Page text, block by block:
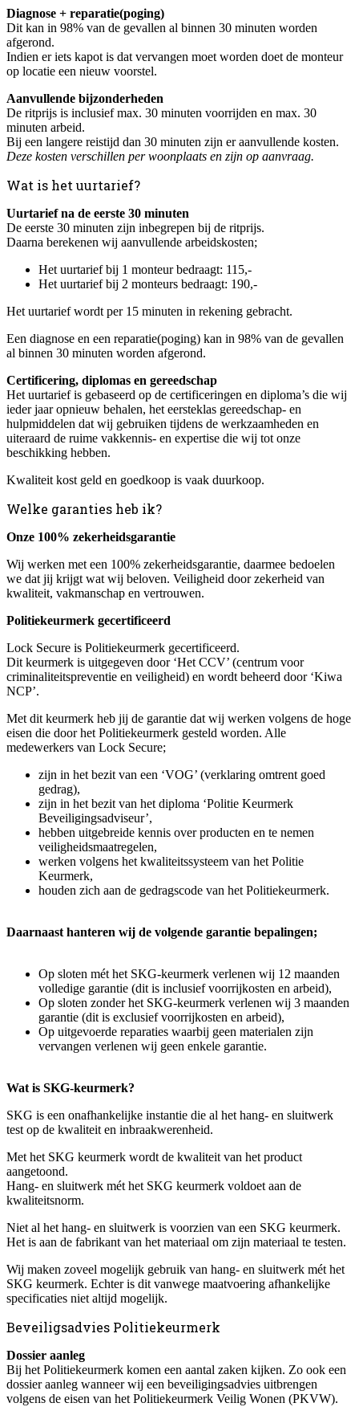
Diagnose + reparatie(poging)
Dit kan in 98% van de gevallen al binnen 30 minuten worden
afgerond.
Indien er iets kapot is dat vervangen moet worden doet de monteur
op locatie een nieuw voorstel.
Aanvullende bijzonderheden
De ritprijs is inclusief max. 30 minuten voorrijden en max. 30
minuten arbeid.
Bij een langere reistijd dan 30 minuten zijn er aanvullende kosten.
Deze kosten verschillen per woonplaats en zijn op aanvraag.
Wat is het uurtarief?
Uurtarief na de eerste 30 minuten
De eerste 30 minuten zijn inbegrepen bij de ritprijs.
Daarna berekenen wij aanvullende arbeidskosten;
Het uurtarief bij 1 monteur bedraagt: 115,-
Het uurtarief bij 2 monteurs bedraagt: 190,-
Het uurtarief wordt per 15 minuten in rekening gebracht.
Een diagnose en een reparatie(poging) kan in 98% van de gevallen
al binnen 30 minuten worden afgerond.
Certificering, diplomas en gereedschap
Het uurtarief is gebaseerd op de certificeringen en diploma’s die wij
ieder jaar opnieuw behalen, het eersteklas gereedschap- en
hulpmiddelen dat wij gebruiken tijdens de werkzaamheden en
uiteraard de ruime vakkennis- en expertise die wij tot onze
beschikking hebben.
Kwaliteit kost geld en goedkoop is vaak duurkoop.
Welke garanties heb ik?
Onze 100% zekerheidsgarantie
Wij werken met een 100% zekerheidsgarantie, daarmee bedoelen
we dat jij krijgt wat wij beloven. Veiligheid door zekerheid van
kwaliteit, vakmanschap en vertrouwen.
Politiekeurmerk gecertificeerd
Lock Secure is Politiekeurmerk gecertificeerd.
Dit keurmerk is uitgegeven door ‘Het CCV’ (centrum voor
criminaliteitspreventie en veiligheid) en wordt beheerd door ‘Kiwa
NCP’.
Met dit keurmerk heb jij de garantie dat wij werken volgens de hoge
eisen die door het Politiekeurmerk gesteld worden. Alle
medewerkers van Lock Secure;
zijn in het bezit van een ‘VOG’ (verklaring omtrent goed
gedrag),
zijn in het bezit van het diploma ‘Politie Keurmerk
Beveiligingsadviseur’,
hebben uitgebreide kennis over producten en te nemen
veiligheidsmaatregelen,
werken volgens het kwaliteitssysteem van het Politie
Keurmerk,
houden zich aan de gedragscode van het Politiekeurmerk.
Daarnaast hanteren wij de volgende garantie bepalingen;
Op sloten mét het SKG-keurmerk verlenen wij 12 maanden
volledige garantie (dit is inclusief voorrijkosten en arbeid),
Op sloten zonder het SKG-keurmerk verlenen wij 3 maanden
garantie (dit is exclusief voorrijkosten en arbeid),
Op uitgevoerde reparaties waarbij geen materialen zijn
vervangen verlenen wij geen enkele garantie.
Wat is SKG-keurmerk?
SKG is een onafhankelijke instantie die al het hang- en sluitwerk
test op de kwaliteit en inbraakwerenheid.
Met het SKG keurmerk wordt de kwaliteit van het product
aangetoond.
Hang- en sluitwerk mét het SKG keurmerk voldoet aan de
kwaliteitsnorm.
Niet al het hang- en sluitwerk is voorzien van een SKG keurmerk.
Het is aan de fabrikant van het materiaal om zijn materiaal te testen.
Wij maken zoveel mogelijk gebruik van hang- en sluitwerk mét het
SKG keurmerk. Echter is dit vanwege maatvoering afhankelijke
specificaties niet altijd mogelijk.
Beveiligsadvies Politiekeurmerk
Dossier aanleg
Bij het Politiekeurmerk komen een aantal zaken kijken. Zo ook een
dossier aanleg wanneer wij een beveiligingsadvies uitbrengen
volgens de eisen van het Politiekeurmerk Veilig Wonen (PKVW).